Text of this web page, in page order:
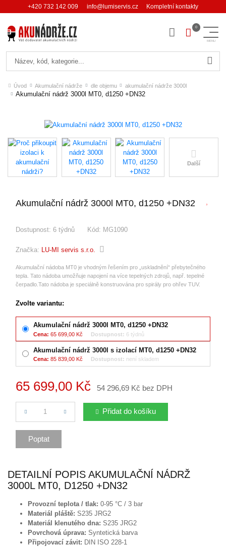
+420 732 142 009 info@lumiservis.cz Kompletní kontakty
Úvod Akumulační nádrže dle objemu akumulační nádrže 3000l
Akumulační nádrž 3000l MT0, d1250 +DN32
Další
Akumulační nádrž 3000l MT0, d1250 +DN32
Dostupnost:6 týdnů Kód: MG1090
Značka: LU-MI servis s.r.o.
Akumulační nádoba MT0 je vhodným řešením pro „uskladnění“ přebytečného
tepla. Tato nádoba umožňuje napojení na více tepelných zdrojů, např. tepelné
čerpadlo.Tato nádoba je speciálně konstruována pro spirály pro ohřev TUV.
Zvolte variantu:
Akumulační nádrž 3000l MT0, d1250 +DN32
Cena: 65 699,00 Kč Dostupnost: 6 týdnů
Akumulační nádrž 3000l s izolací MT0, d1250 +DN32
Cena: 85 839,00 Kč Dostupnost: není skladem
65 699,00 Kč 54 296,69 Kč bez DPH
Přidat do košíku
Poptat
DETAILNÍ POPIS AKUMULAČNÍ NÁDRŽ
3000L MT0, D1250 +DN32
Provozní teplota / tlak: 0-95 °C / 3 bar
Materiál pláště: S235 JRG2
Materiál klenutého dna: S235 JRG2
Povrchová úprava: Syntetická barva
Připojovací závit: DIN ISO 228-1